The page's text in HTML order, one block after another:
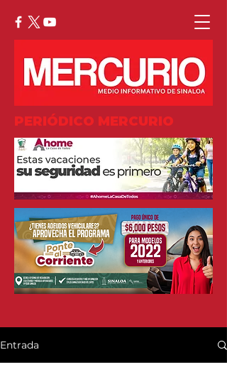
PERIÓDICO MERCURIO
Entrada